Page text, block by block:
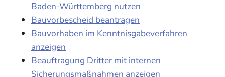
Baden-Württemberg nutzen
Bauvorbescheid beantragen
Bauvorhaben im Kenntnisgabeverfahren
anzeigen
Beauftragung Dritter mit internen
Sicherungsmaßnahmen anzeigen